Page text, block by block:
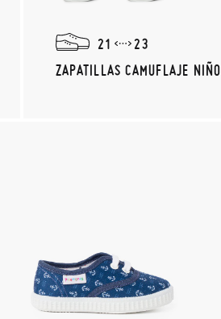
21
23
ZAPATILLAS CAMUFLAJE NIÑO